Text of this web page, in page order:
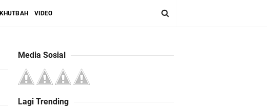
KHUTBAH VIDEO
Media Sosial
Lagi Trending